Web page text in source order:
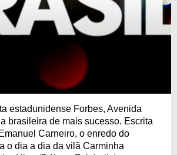
estadunidense Forbes, Avenida
brasileira de mais sucesso. Escrita
Carneiro, o enredo do
o dia a dia da vilã Carminha